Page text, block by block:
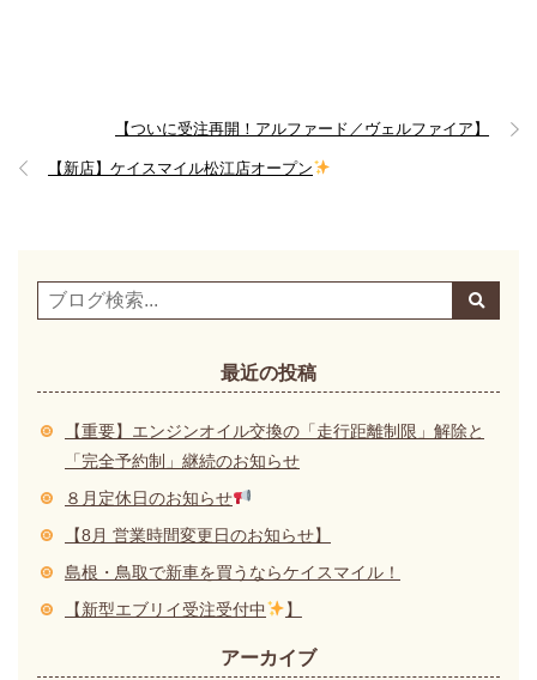
【ついに受注再開！アルファード／ヴェルファイア】
【新店】ケイスマイル松江店オープン
最近の投稿
【重要】エンジンオイル交換の「走行距離制限」解除と
「完全予約制」継続のお知らせ
８月定休日のお知らせ
【8月 営業時間変更日のお知らせ】
島根・鳥取で新車を買うならケイスマイル！
【新型エブリイ受注受付中
】
アーカイブ